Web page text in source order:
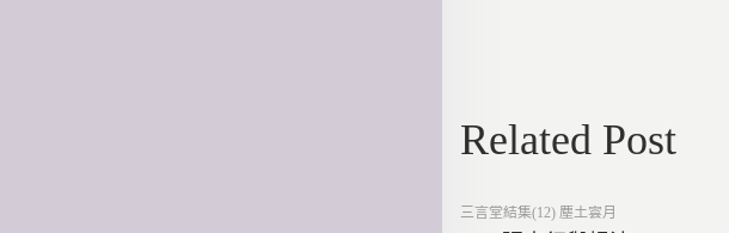
導
覽
Related Post
Posted
三言堂結集(12) 塵土雲月